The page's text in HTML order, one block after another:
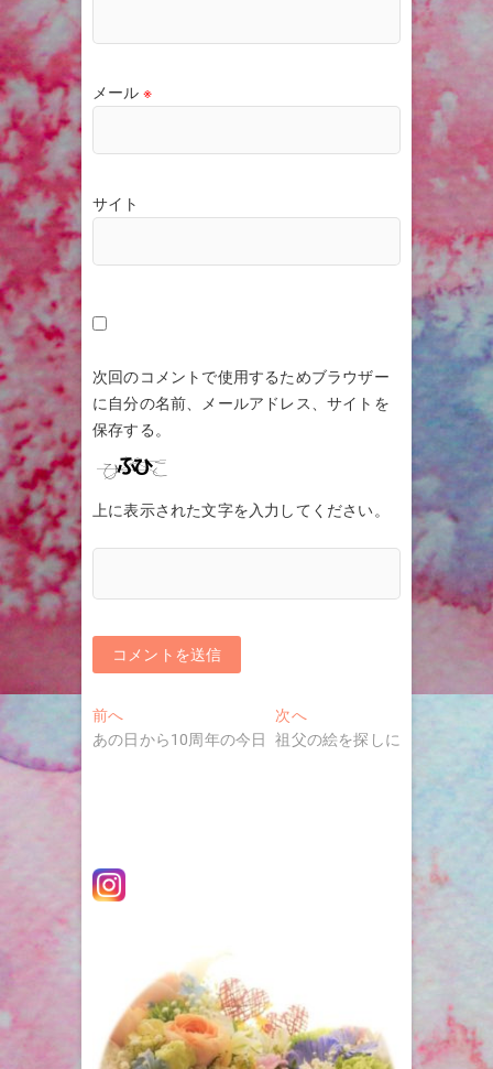
メール ※
サイト
次回のコメントで使用するためブラウザー
に自分の名前、メールアドレス、サイトを
保存する。
上に表示された文字を入力してください。
投
稿
ゲ
ー
前へ過
去
あの日から10周年の今日
次へ次
の
祖父の絵を探しに